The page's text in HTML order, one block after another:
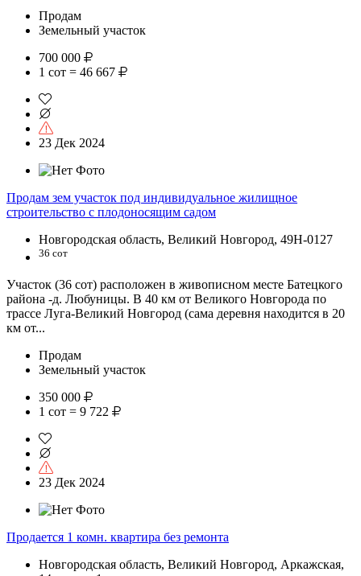
Продам
Земельный участок
700 000
1 сот = 46 667
23 Дек 2024
Продам зем участок под индивидуальное жилищное
строительство с плодоносящим садом
Новгородская область, Великий Новгород, 49Н-0127
36 сот
Участок (36 сот) расположен в живописном месте Батецкого
района -д. Любуницы. В 40 км от Великого Новгорода по
трассе Луга-Великий Новгород (сама деревня находится в 20
км от...
Продам
Земельный участок
350 000
1 сот = 9 722
23 Дек 2024
Продается 1 комн. квартира без ремонта
Новгородская область, Великий Новгород, Аркажская,